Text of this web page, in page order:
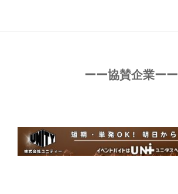
ーー協賛企業ーー